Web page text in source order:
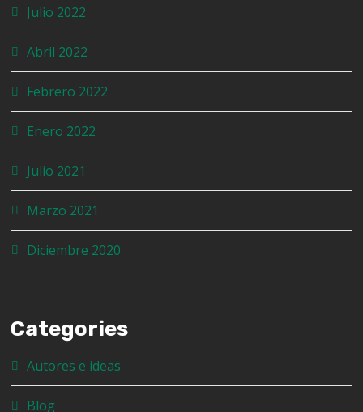
Julio 2022
Abril 2022
Febrero 2022
Enero 2022
Julio 2021
Marzo 2021
Diciembre 2020
Categories
Autores e ideas
Blog